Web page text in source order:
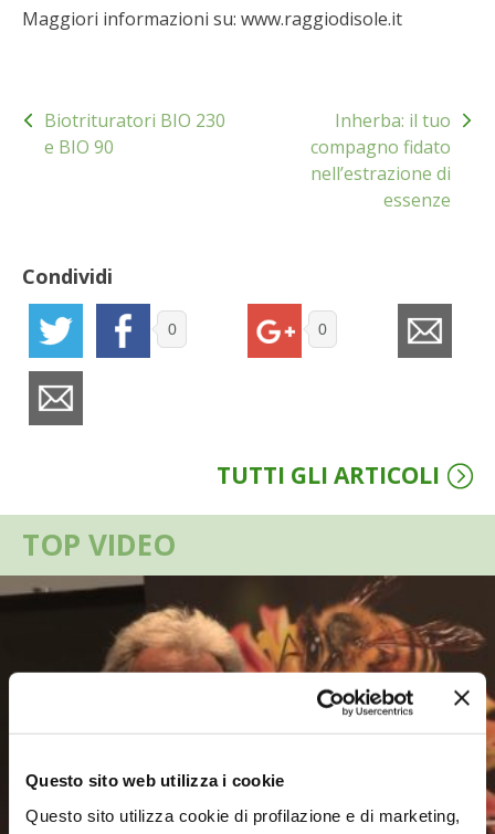
Questo sito web utilizza i cookie
Questo sito utilizza cookie di profilazione e di marketing,
TAP TRAP
ANIMALI UMANI E NON UMANI
COLTIVARE L’OLIVO
CORMIK
VIGNETO BIO
PENSA ALTERNATIVO
VERONESI
RIMANI A CONTATTO CON LA NATURA
CRESCERE INSIEME
VITA IN CAMPAGNA LA FIERA
NATURALMENTE
Maggiori informazioni su: www.raggiodisole.it
articoli
Biotrituratori BIO 230
e BIO 90
Inherba: il tuo
compagno fidato
nell’estrazione di
essenze
Condividi
0 0
TUTTI GLI ARTICOLI
TOP VIDEO